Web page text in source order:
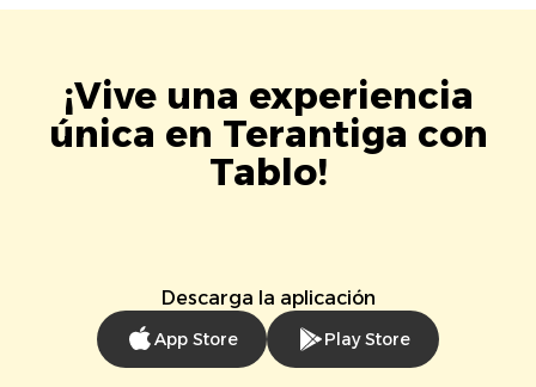
¡Vive una experiencia
única en Terantiga con
Tablo!
Descarga la aplicación
App Store Play Store